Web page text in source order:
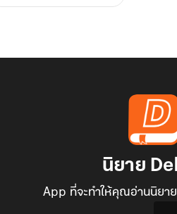
นิยาย
App ที่จะทำให้คุณอ่านนิยา